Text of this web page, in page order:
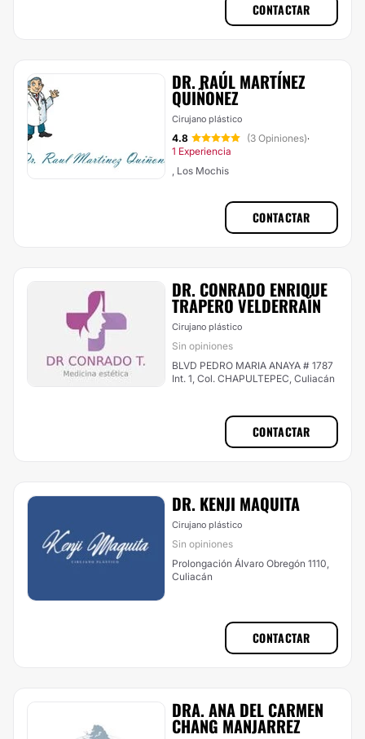
CONTACTAR
DR. RAÚL MARTÍNEZ
QUIÑONEZ
Cirujano plástico
4.8 (3 Opiniones)·
1 Experiencia
, Los Mochis
CONTACTAR
DR. CONRADO ENRIQUE
TRAPERO VELDERRAÍN
Cirujano plástico
Sin opiniones
BLVD PEDRO MARIA ANAYA # 1787
Int. 1, Col. CHAPULTEPEC, Culiacán
CONTACTAR
DR. KENJI MAQUITA
Cirujano plástico
Sin opiniones
Prolongación Álvaro Obregón 1110,
Culiacán
CONTACTAR
DRA. ANA DEL CARMEN
CHANG MANJARREZ